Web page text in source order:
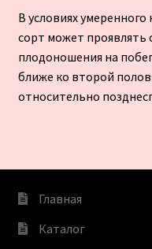
В условиях
сорт может проявлять
плодоношения на
ближе ко второй
относительно
Главная
Каталог